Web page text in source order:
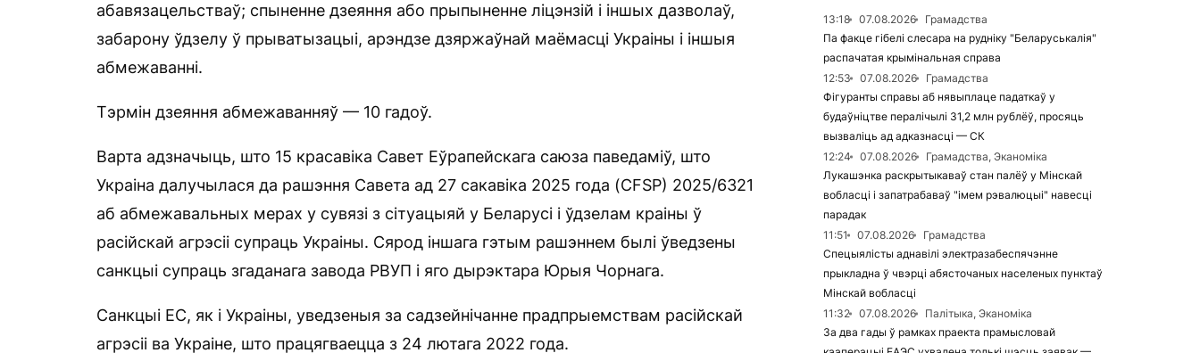
абавязацельстваў; спыненне дзеяння або прыпыненне ліцэнзій і іншых дазволаў,
забарону ўдзелу ў прыватызацыі, арэндзе дзяржаўнай маёмасці Украіны і іншыя
абмежаванні.
Тэрмін дзеяння абмежаванняў — 10 гадоў.
Варта адзначыць, што 15 красавіка Савет Еўрапейскага саюза паведаміў, што
Украіна далучылася да рашэння Савета ад 27 сакавіка 2025 года (CFSP) 2025/6321
аб абмежавальных мерах у сувязі з сітуацыяй у Беларусі і ўдзелам краіны ў
расійскай агрэсіі супраць Украіны. Сярод іншага гэтым рашэннем былі ўведзены
санкцыі супраць згаданага завода РВУП і яго дырэктара Юрыя Чорнага.
Санкцыі ЕС, як і Украіны, уведзеныя за садзейнічанне прадпрыемствам расійскай
агрэсіі ва Украіне, што працягваецца з 24 лютага 2022 года.
13:18 07.08.2026
Грамадства
Па факце гібелі слесара на рудніку "Беларуськалія"
распачатая крымінальная справа
12:53
07.08.2026
Грамадства
Фігуранты справы аб нявыплаце падаткаў у
будаўніцтве пералічылі 31,2 млн рублёў, просяць
вызваліць ад адказнасці — СК
12:24
07.08.2026
Грамадства, Эканоміка
Лукашэнка раскрытыкаваў стан палёў у Мінскай
вобласці і запатрабаваў "імем рэвалюцыі" навесці
парадак
11:51
07.08.2026
Грамадства
Спецыялісты аднавілі электразабеспячэнне
прыкладна ў чвэрці абясточаных населеных пунктаў
Мінскай вобласці
11:32
07.08.2026
Палітыка, Эканоміка
За два гады ў рамках праекта прамысловай